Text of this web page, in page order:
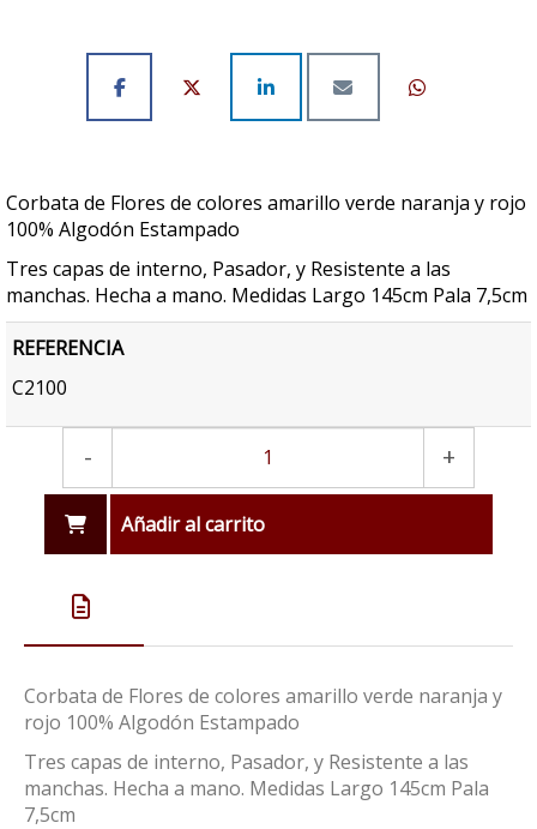
Corbata de Flores de colores amarillo verde naranja y rojo
100% Algodón Estampado
Tres capas de interno, Pasador, y Resistente a las
manchas. Hecha a mano. Medidas Largo 145cm Pala 7,5cm
REFERENCIA
C2100
- +
Añadir al carrito
Corbata de Flores de colores amarillo verde naranja y
rojo 100% Algodón Estampado
Tres capas de interno, Pasador, y Resistente a las
manchas. Hecha a mano. Medidas Largo 145cm Pala
7,5cm